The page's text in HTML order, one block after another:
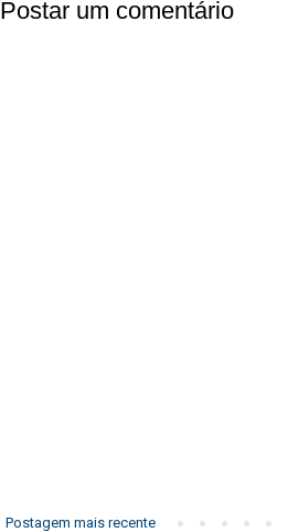
Postar um comentário
Postagem mais recente